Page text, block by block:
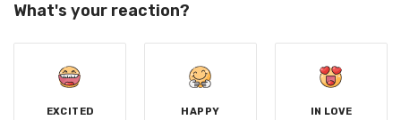
What's your reaction?
EXCITED HAPPY IN LOVE